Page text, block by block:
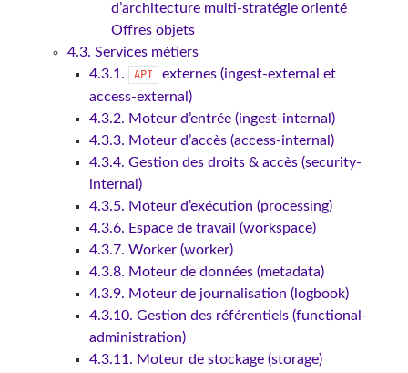
d’architecture multi-stratégie orienté
Offres objets
4.3. Services métiers
4.3.1.
API
externes (ingest-external et
access-external)
4.3.2. Moteur d’entrée (ingest-internal)
4.3.3. Moteur d’accès (access-internal)
4.3.4. Gestion des droits & accès (security-
internal)
4.3.5. Moteur d’exécution (processing)
4.3.6. Espace de travail (workspace)
4.3.7. Worker (worker)
4.3.8. Moteur de données (metadata)
4.3.9. Moteur de journalisation (logbook)
4.3.10. Gestion des référentiels (functional-
administration)
4.3.11. Moteur de stockage (storage)